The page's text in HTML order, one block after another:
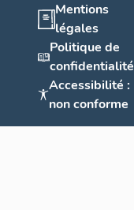
Mentions
légales
Politique de
confidentialité
Accessibilité :
non conforme